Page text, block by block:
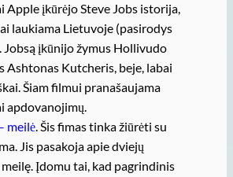
Apple įkūrėjo Steve Jobs istorija,
laukiama Lietuvoje (pasirodys
Jobsą įkūnijo žymus Hollivudo
Ashtonas Kutcheris, beje, labai
Šiam filmui pranašaujama
apdovanojimų.
meilė. Šis fimas tinka žiūrėti su
Jis pasakoja apie dviejų
Įdomu tai, kad pagrindinis